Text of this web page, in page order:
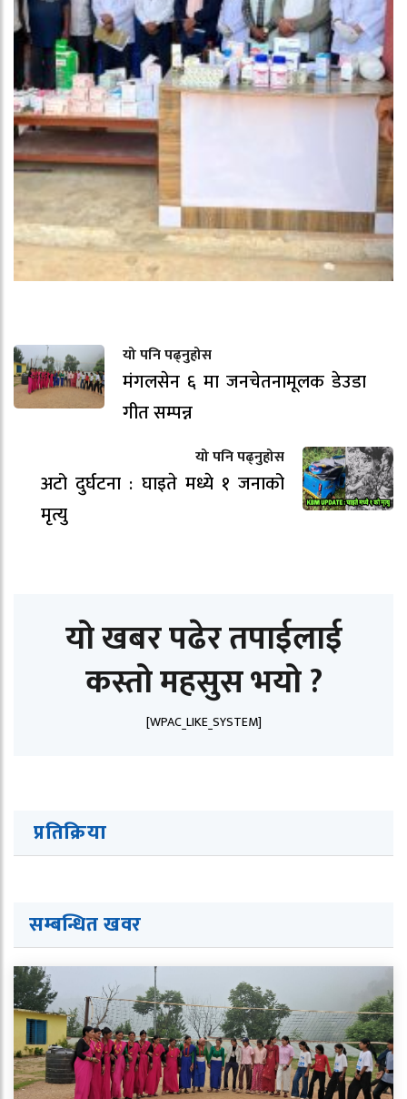
यो पनि पढ्नुहोस
मंगलसेन ६ मा जनचेतनामूलक डेउडा
गीत सम्पन्न
यो पनि पढ्नुहोस
अटो दुर्घटना : घाइते मध्ये १ जनाको
मृत्यु
यो खबर पढेर तपाईलाई
कस्तो महसुस भयो ?
[WPAC_LIKE_SYSTEM]
प्रतिक्रिया
सम्बन्धित खवर